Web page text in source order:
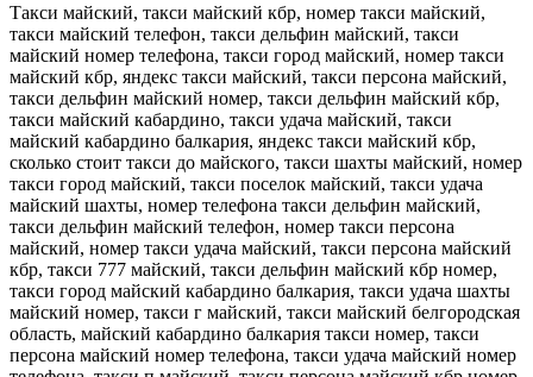
Такси майский, такси майский кбр, номер такси майский,
такси майский телефон, такси дельфин майский, такси
майский номер телефона, такси город майский, номер такси
майский кбр, яндекс такси майский, такси персона майский,
такси дельфин майский номер, такси дельфин майский кбр,
такси майский кабардино, такси удача майский, такси
майский кабардино балкария, яндекс такси майский кбр,
сколько стоит такси до майского, такси шахты майский, номер
такси город майский, такси поселок майский, такси удача
майский шахты, номер телефона такси дельфин майский,
такси дельфин майский телефон, номер такси персона
майский, номер такси удача майский, такси персона майский
кбр, такси 777 майский, такси дельфин майский кбр номер,
такси город майский кабардино балкария, такси удача шахты
майский номер, такси г майский, такси майский белгородская
область, майский кабардино балкария такси номер, такси
персона майский номер телефона, такси удача майский номер